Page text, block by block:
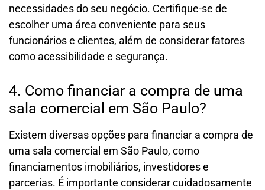
necessidades do seu negócio. Certifique-se de
escolher uma área conveniente para seus
funcionários e clientes, além de considerar fatores
como acessibilidade e segurança.
4. Como financiar a compra de uma
sala comercial em São Paulo?
Existem diversas opções para financiar a compra de
uma sala comercial em São Paulo, como
financiamentos imobiliários, investidores e
parcerias. É importante considerar cuidadosamente